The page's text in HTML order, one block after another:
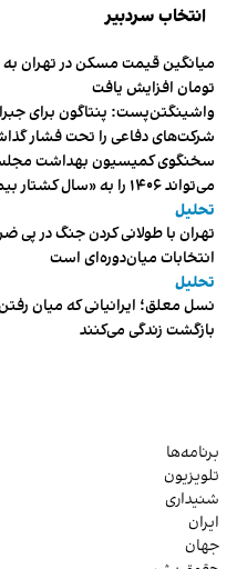
انتخاب سردبیر
تومان افزایش یافت
واشینگتن‌پست: پنتاگون برای
شرکت‌های دفاعی را تحت فشار
سخنگوی کمیسیون بهداشت
می‌تواند ۱۴۰۶ را به «سال کشتار بیماران» تبدیل کند
تحلیل
تهران با طولانی کردن جنگ در پی
انتخابات میان‌دوره‌ای است
تحلیل
نسل معلق؛ ایرانیانی که میان
بازگشت زندگی می‌کنند
برنامه‌ها
تلویزیون
شنیداری
ایران
جهان